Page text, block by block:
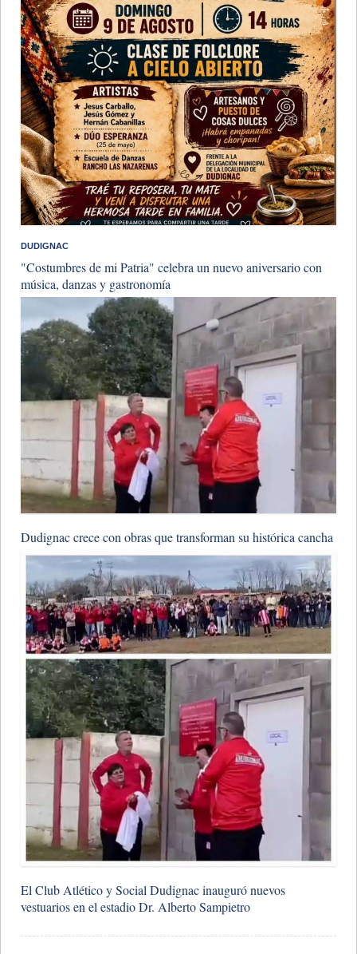
DUDIGNAC
"Costumbres de mi Patria" celebra un nuevo aniversario con
música, danzas y gastronomía
Dudignac crece con obras que transforman su histórica cancha
El Club Atlético y Social Dudignac inauguró nuevos
vestuarios en el estadio Dr. Alberto Sampietro